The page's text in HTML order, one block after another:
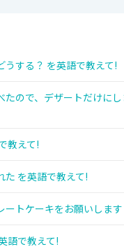
うする？ を英語で教えて!
たので、デザートだけに
教えて!
た を英語で教えて!
ートケーキをお願いしま
語で教えて!